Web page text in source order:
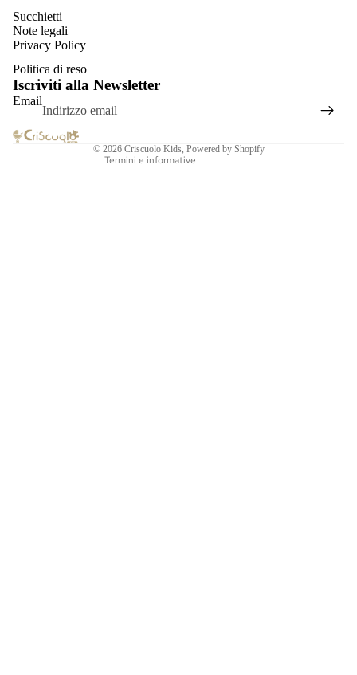
Succhietti
Note legali
Privacy Policy
Politica di reso
Iscriviti alla Newsletter
Email
© 2026 Criscuolo Kids, Powered by Shopify
Termini e informative
Informativa sulla privacy
Informativa sui rimborsi
Termini e condizioni del servizio
Informativa sulle spedizioni
Recapiti
Informativa legale